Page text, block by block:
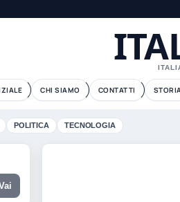
CHI SIAMO CONTATTI
POLITICA TECNOLOGIA